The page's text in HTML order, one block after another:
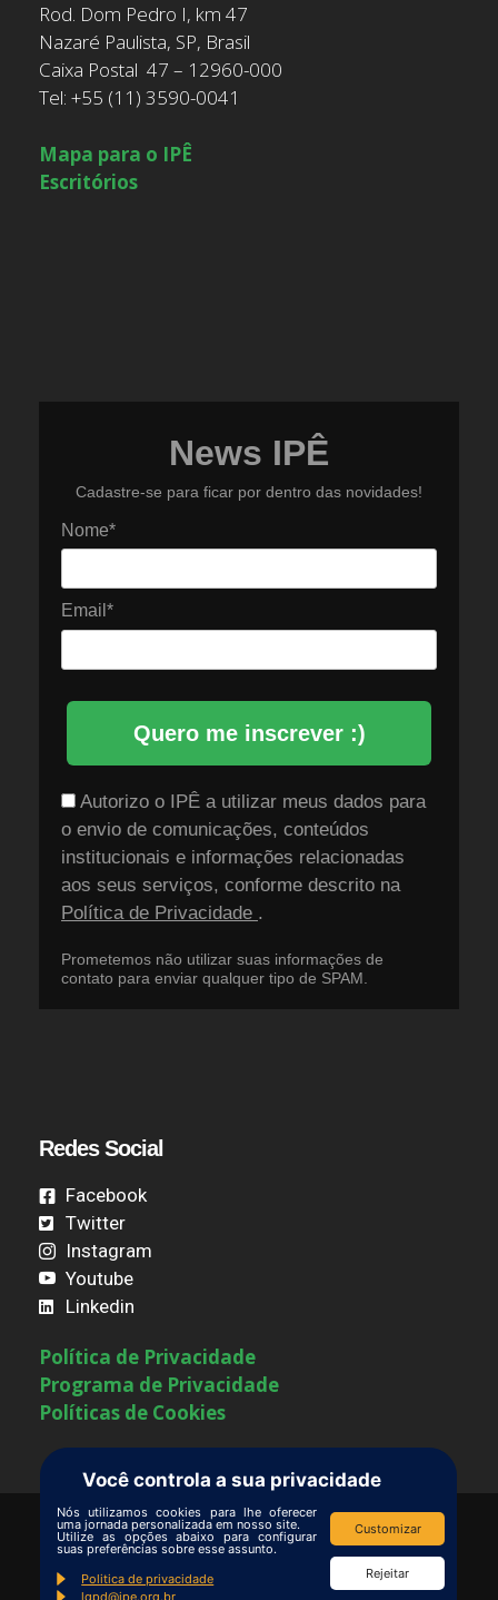
Rod. Dom Pedro I, km 47
Nazaré Paulista, SP, Brasil
Caixa Postal 47 – 12960-000
Tel: +55 (11) 3590-0041
Mapa para o IPÊ
Escritórios
News IPÊ
Cadastre-se para ficar por dentro das novidades!
Nome*
Email*
Quero me inscrever :)
Autorizo o IPÊ a utilizar meus dados para
o envio de comunicações, conteúdos
institucionais e informações relacionadas
aos seus serviços, conforme descrito na
Política de Privacidade .
Prometemos não utilizar suas informações de
contato para enviar qualquer tipo de SPAM.
Redes Social
Facebook
Twitter
Instagram
Youtube
Linkedin
Política de Privacidade
Programa de Privacidade
Políticas de Cookies
Termos de Uso|Contate-nos
Copyright © Ipê – Instituto de Pesquisas
Você controla a sua privacidade
Nós utilizamos cookies para lhe oferecer
uma jornada personalizada em nosso site.
Utilize as opções abaixo para configurar
suas preferências sobre esse assunto.
Politica de privacidade
lgpd@ipe.org.br
Customizar
Rejeitar